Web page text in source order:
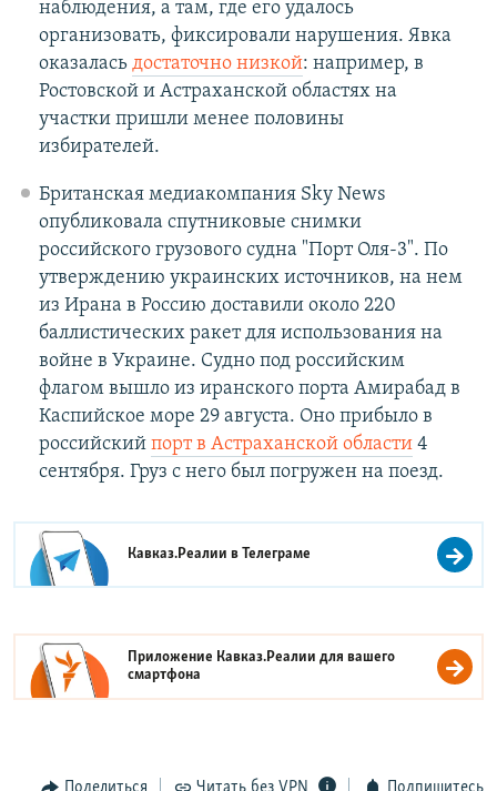
наблюдения, а там, где его удалось
организовать, фиксировали нарушения. Явка
оказалась достаточно низкой: например, в
Ростовской и Астраханской областях на
участки пришли менее половины
избирателей.
Британская медиакомпания Sky News
опубликовала спутниковые снимки
российского грузового судна "Порт Оля-3". По
утверждению украинских источников, на нем
из Ирана в Россию доставили около 220
баллистических ракет для использования на
войне в Украине. Судно под российским
флагом вышло из иранского порта Амирабад в
Каспийское море 29 августа. Оно прибыло в
российский порт в Астраханской области4
сентября. Груз с него был погружен на поезд.
Кавказ.Реалии вТелеграме
Приложение Кавказ.Реалии для вашего
смартфона